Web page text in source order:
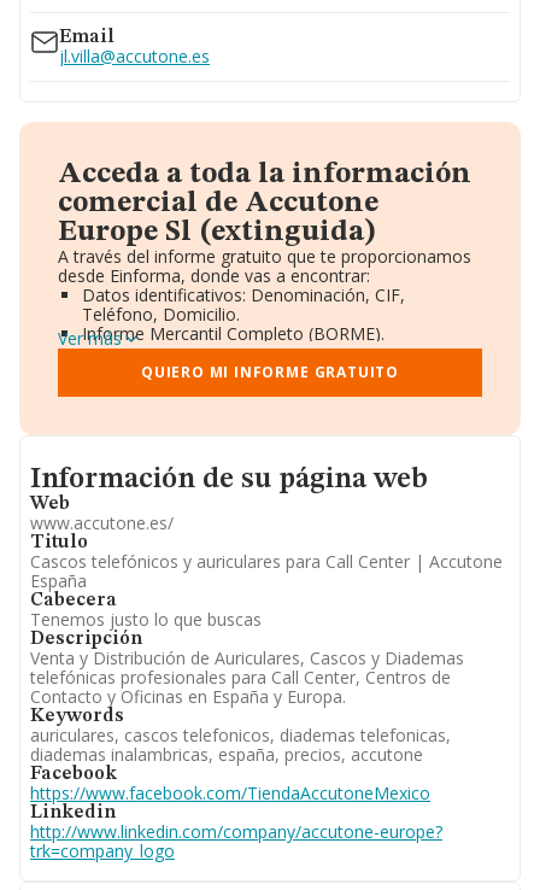
Email
jl.villa@accutone.es
Acceda a toda la información
comercial de Accutone
Europe Sl (extinguida)
A través del informe gratuito que te proporcionamos
desde Einforma, donde vas a encontrar:
Datos identificativos: Denominación, CIF,
Teléfono, Domicilio.
Informe Mercantil Completo (BORME).
Gráficos de Evolución Ventas y Empleados.
Consejo de Administración y Administradores.
Directivos y Ejecutivos.
Información oficial y registral complementaria.
Ver más
QUIERO MI INFORME GRATUITO
Informacion de su página web
Información de su página web
Web
www.accutone.es/
Titulo
Cascos telefónicos y auriculares para Call Center | Accutone
España
Cabecera
Tenemos justo lo que buscas
Descripción
Venta y Distribución de Auriculares, Cascos y Diademas
telefónicas profesionales para Call Center, Centros de
Contacto y Oficinas en España y Europa.
Keywords
auriculares, cascos telefonicos, diademas telefonicas,
diademas inalambricas, españa, precios, accutone
Facebook
https://www.facebook.com/TiendaAccutoneMexico
Linkedin
http://www.linkedin.com/company/accutone-europe?
trk=company_logo